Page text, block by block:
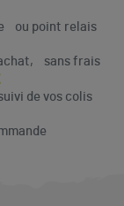
ou point relais
sans frais
de vos colis